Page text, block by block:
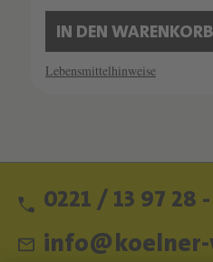
IN DEN WARENKORB
Lebensmittelhinweise
0221 / 13 97 28